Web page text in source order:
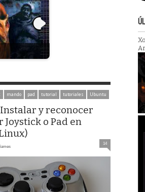
Xogo - Retro: Gun Fight
mando pad tutorial tutoriales Ubuntu
y reconocer
o Pad en
14